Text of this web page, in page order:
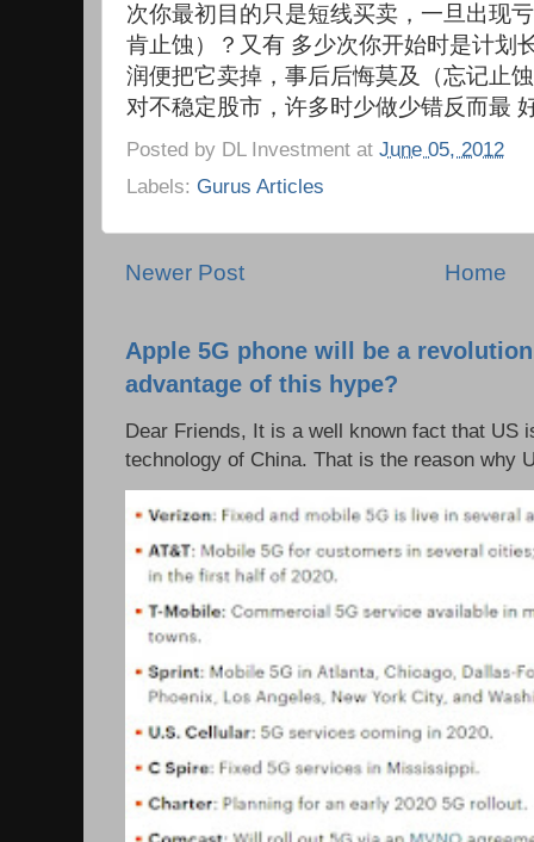
次你最初目的只是短线买卖，一旦出现
肯止蚀）？又有 多少次你开始时是计划
润便把它卖掉，事后后悔莫及（忘记止
对不稳定股市，许多时少做少错反而最
Posted by DL Investment at June 05, 2012
Labels: Gurus Articles
Newer Post Home
Apple 5G phone will be a
advantage of this hype?
Dear Friends, It is a well known fact that US
technology of China. That is the reason why